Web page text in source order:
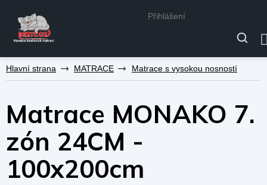
na
Přihlášení
MATRACE Matrace s vysokou nosností
Matrace MONAKO 7.
zón 24CM -
100x200cm